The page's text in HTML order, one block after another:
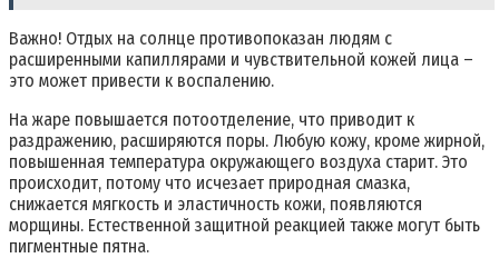
Важно! Отдых на солнце противопоказан людям с
расширенными капиллярами и чувствительной кожей лица –
это может привести к воспалению.
На жаре повышается потоотделение, что приводит к
раздражению, расширяются поры. Любую кожу, кроме жирной,
повышенная температура окружающего воздуха старит. Это
происходит, потому что исчезает природная смазка,
снижается мягкость и эластичность кожи, появляются
морщины. Естественной защитной реакцией также могут быть
пигментные пятна.